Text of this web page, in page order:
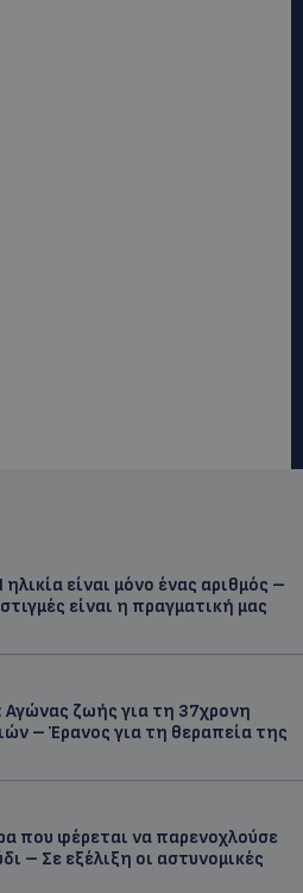
είναι μόνο ένας αριθμός –
είναι η πραγματική μας
ζωής για τη 37χρονη
– Έρανος για τη θεραπεία της
που φέρεται να παρενοχλούσε
– Σε εξέλιξη οι αστυνομικές